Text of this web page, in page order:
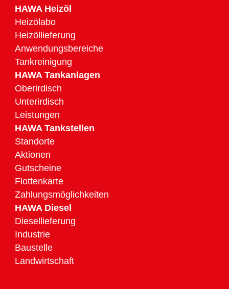
HAWA Heizöl
Heizölabo
Heizöllieferung
Anwendungsbereiche
Tankreinigung
HAWA Tankanlagen
Oberirdisch
Unterirdisch
Leistungen
HAWA Tankstellen
Standorte
Aktionen
Gutscheine
Flottenkarte
Zahlungsmöglichkeiten
HAWA Diesel
Diesellieferung
Industrie
Baustelle
Landwirtschaft